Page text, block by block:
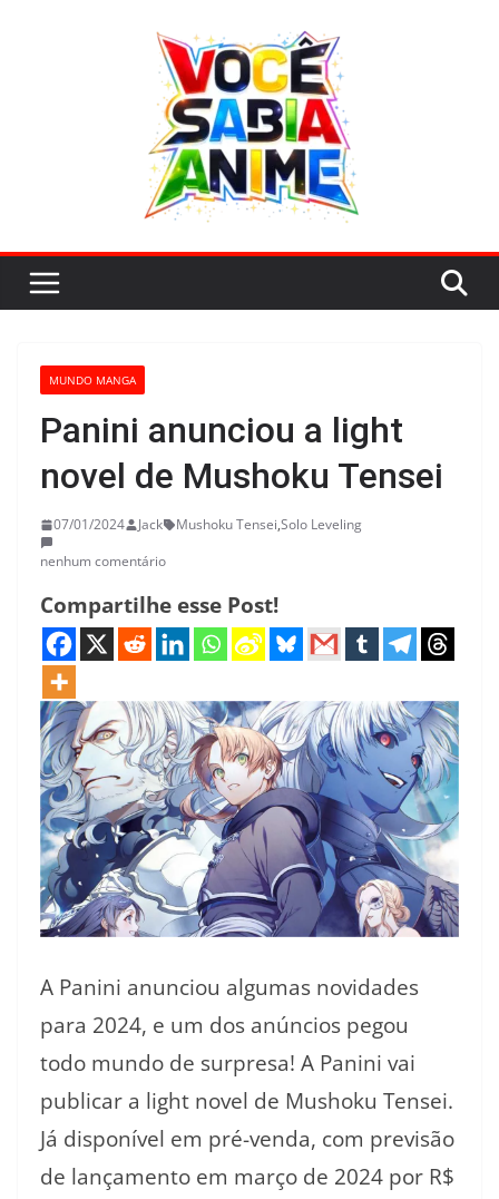
MUNDO MANGA
Panini anunciou a light
novel de Mushoku Tensei
07/01/2024 Jack Mushoku Tensei,Solo Leveling
nenhum comentário
Compartilhe esse Post!
A Panini anunciou algumas novidades
para 2024, e um dos anúncios pegou
todo mundo de surpresa! A Panini vai
publicar a light novel de Mushoku Tensei.
Já disponível em pré-venda, com previsão
de lançamento em março de 2024 por R$